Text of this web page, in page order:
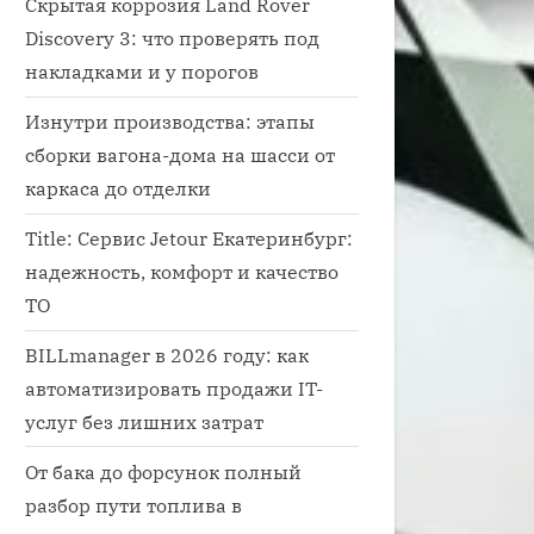
трансмиссии автомобиля урал
Discovery 3: что проверять под
накладками и у порогов
Изнутри производства: этапы
сборки вагона-дома на шасси от
каркаса до отделки
Title: Сервис Jetour Екатеринбург:
надежность, комфорт и качество
ТО
BILLmanager в 2026 году: как
автоматизировать продажи IT-
услуг без лишних затрат
От бака до форсунок полный
разбор пути топлива в